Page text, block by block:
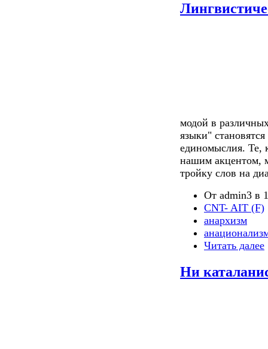
модой в
языки"
единомыслия. Те,
нашим акцентом,
тройку слов на
От admin3 в
CNT- AIT (F)
анархизм
Читать далее
Ни